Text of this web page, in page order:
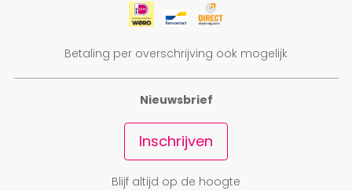
Betaling per overschrijving ook mogelijk
Nieuwsbrief
Inschrijven
Blijf altijd op de hoogte